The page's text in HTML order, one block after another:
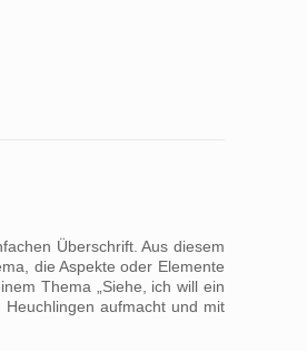
Überschrift. Aus diesem
die Aspekte oder Elemente
Thema „Siehe, ich will ein
aufmacht und mit